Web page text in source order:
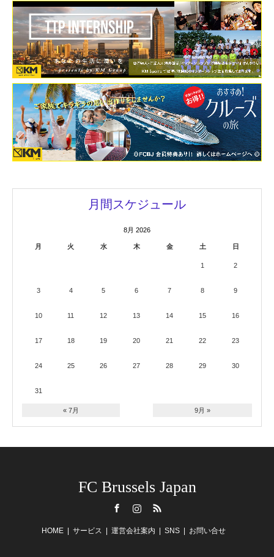
月間スケジュール
8月 2026
月 火 水 木 金 土 日
1 2
3 4 5 6 7 8 9
10 11 12 13 14 15 16
17 18 19 20 21 22 23
24 25 26 27 28 29 30
31
« 7月 9月 »
FC Brussels Japan
HOME サービス 運営会社案内 SNS お問い合せ